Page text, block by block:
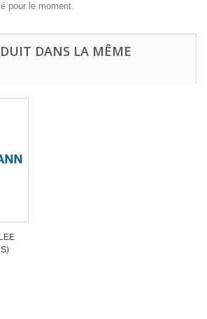
pour le moment.
DANS LA MÊME